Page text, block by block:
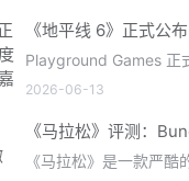
2026-06-13